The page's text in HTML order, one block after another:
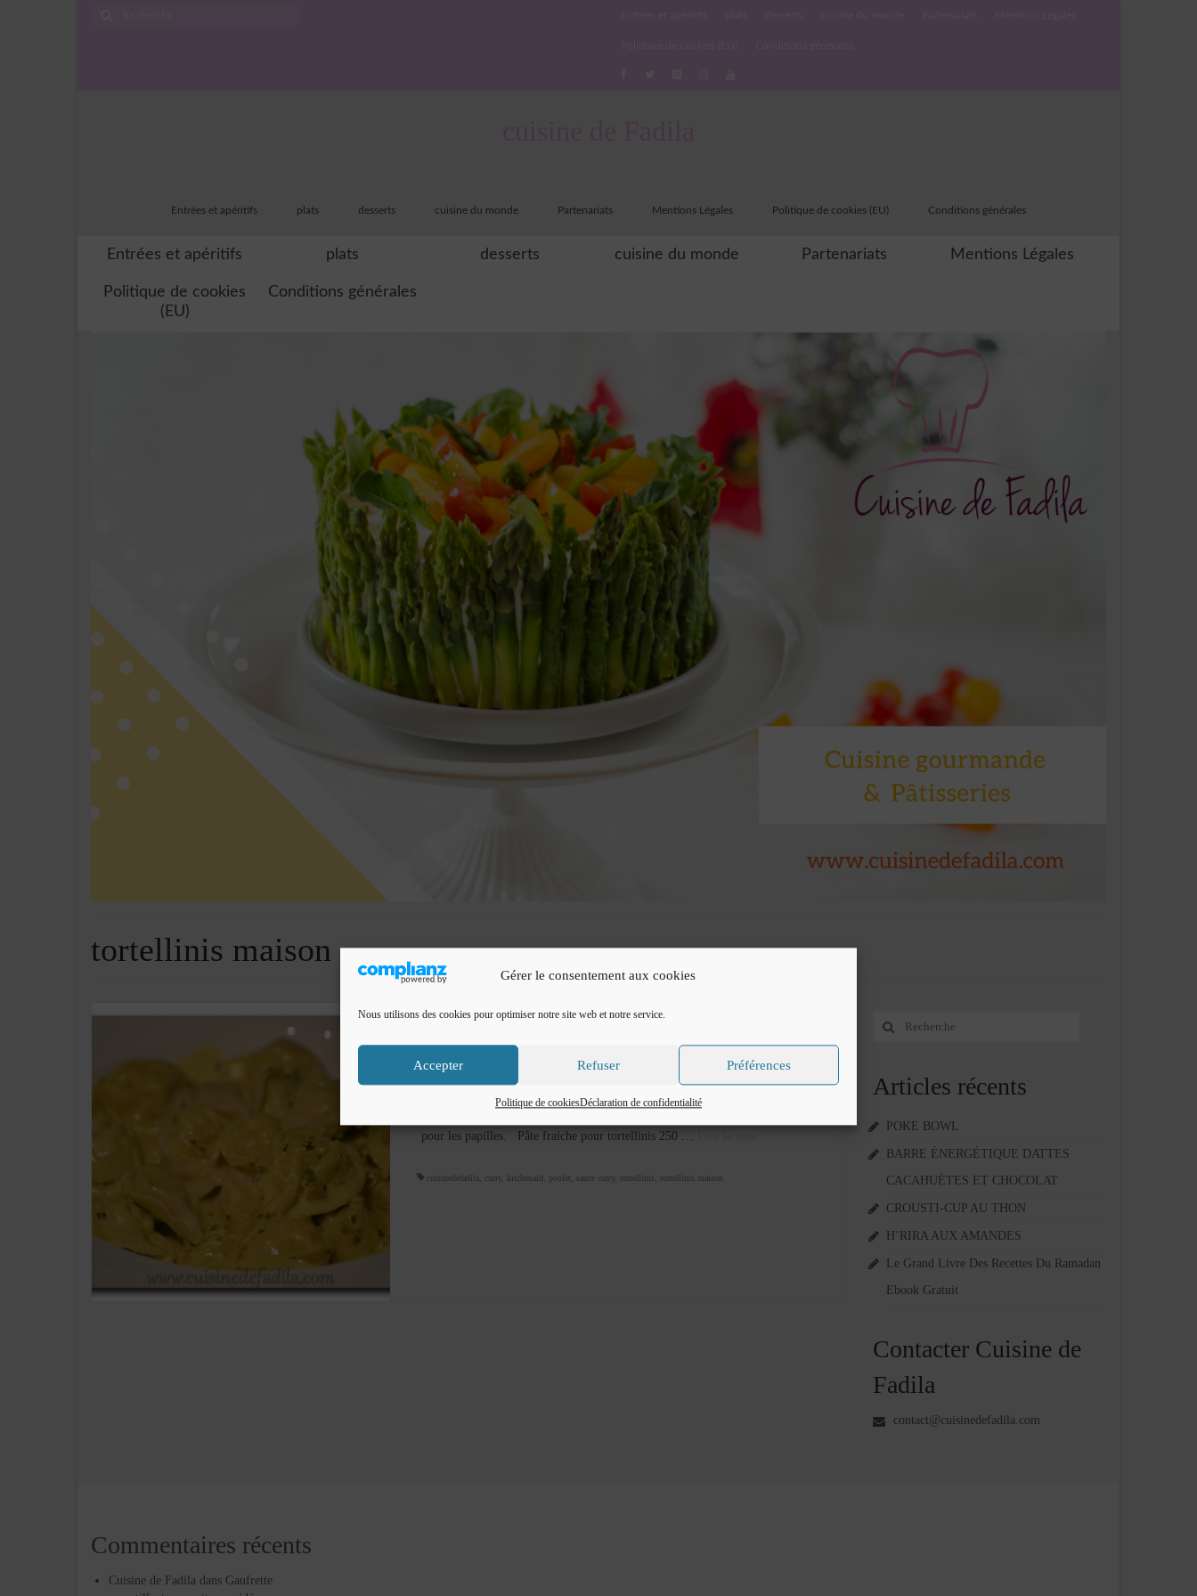
Gérer le consentement aux cookies
Nous utilisons des cookies pour optimiser notre site web et notre service.
Accepter Refuser Préférences
Politique de cookiesDéclaration de confidentialité
Entrées et apéritifs plats desserts cuisine du monde Partenariats Mentions Légales Politique de cookies (EU) Conditions générales
Entrées et apéritifs plats desserts cuisine du monde Partenariats Mentions Légales
Politique de cookies
(EU)
Conditions générales
tortellinis maison
NOV 2012
Tortellinis au poulet et au curry
parCuisine de Fadila
Bonjour Je vous propose une recette de tortellinis maison faciles et
pour les papilles. Pâte fraiche pour tortellinis 250 …
cuisinedefadila, curry, kitchenaid, poulet, sauce curry, tortellinis, tortellinis maison
Rechercher
Articles récents
POKE BOWL
BARRE ÉNERGÉTIQUE DATTES
CACAHUÈTES ET CHOCOLAT
CROUSTI-CUP AU THON
H’RIRA AUX AMANDES
Le Grand Livre Des Recettes Du Ramadan
Ebook Gratuit
Contacter Cuisine de
Fadila
contact@cuisinedefadila.com
Commentaires récents
Cuisine de Fadila dans Gaufrette